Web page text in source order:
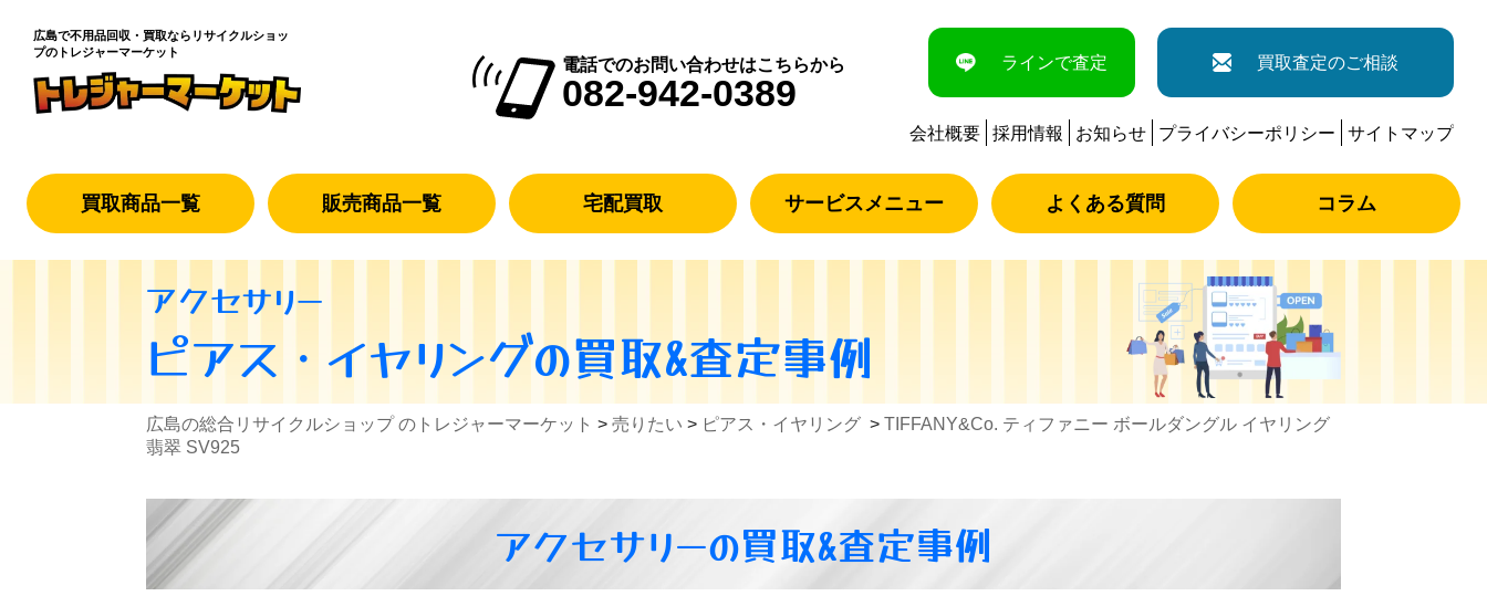
広島で不用品回収・買取なら リサイクルショッ
プのトレジャーマーケット
電話でのお問い合わせはこちらから
082-942-0389
ラインで査定 買取査定のご相談
会社概要 採用情報 お知らせ プライバシーポリシー サイトマップ
買取商品一覧 販売商品一覧 宅配買取 サービスメニュー よくある質問 コラム
アクセサリー
ピアス・イヤリングの買取&査定事例
広島の総合リサイクルショップ のトレジャーマーケット > 売りたい > ピアス・イヤリング > TIFFANY&Co. ティファニー ボールダングル イヤリング
翡翠 SV925
アクセサリーの買取&査定事例